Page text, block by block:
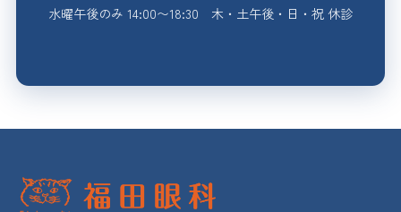
水曜午後のみ 14:00〜18:30 木・土午後・日・祝 休診